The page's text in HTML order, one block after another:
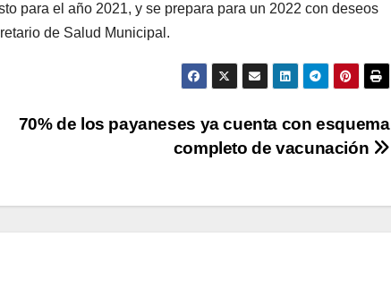
para el año 2021, y se prepara para un 2022 con deseos
de Salud Municipal.
70% de los payaneses ya cuenta con esquema
completo de vacunación